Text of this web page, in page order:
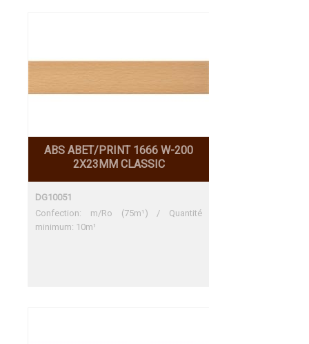
ABS ABET/PRINT 1666 W-200
2X23MM CLASSIC
DG10051
Confection: m/Ro (75m¹) / Quantité
minimum: 10m¹